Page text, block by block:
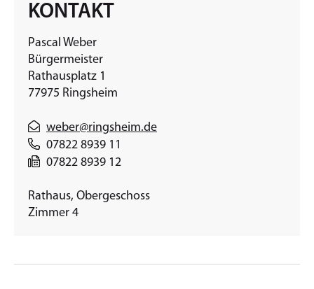
KONTAKT
Pascal Weber
Bürgermeister
Rathausplatz 1
77975 Ringsheim
weber@ringsheim.de
07822 8939 11
07822 8939 12
Rathaus, Obergeschoss
Zimmer 4